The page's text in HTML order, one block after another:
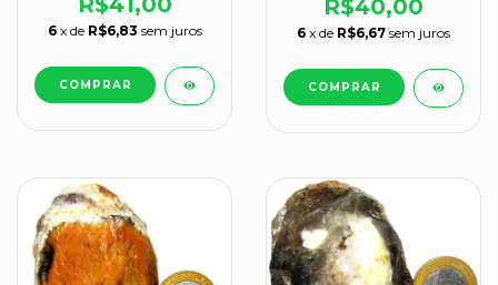
6 x de R$6,83 sem juros
R$40,00
6 x de R$6,67 sem juros